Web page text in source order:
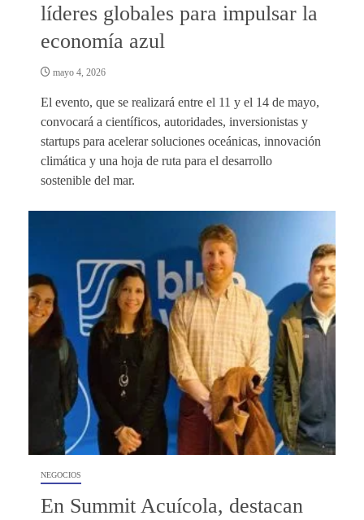
líderes globales para impulsar la
economía azul
mayo 4, 2026
El evento, que se realizará entre el 11 y el 14 de mayo,
convocará a científicos, autoridades, inversionistas y
startups para acelerar soluciones oceánicas, innovación
climática y una hoja de ruta para el desarrollo
sostenible del mar.
NEGOCIOS
En Summit Acuícola, destacan